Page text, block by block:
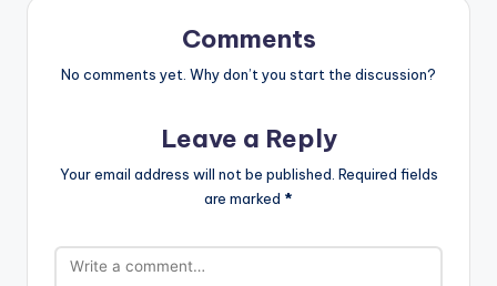
Comments
No comments yet. Why don’t you start the discussion?
Leave a Reply
Your email address will not be published. Required fields
are marked *